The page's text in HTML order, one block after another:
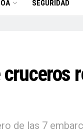
SEGURIDAD
de las 7